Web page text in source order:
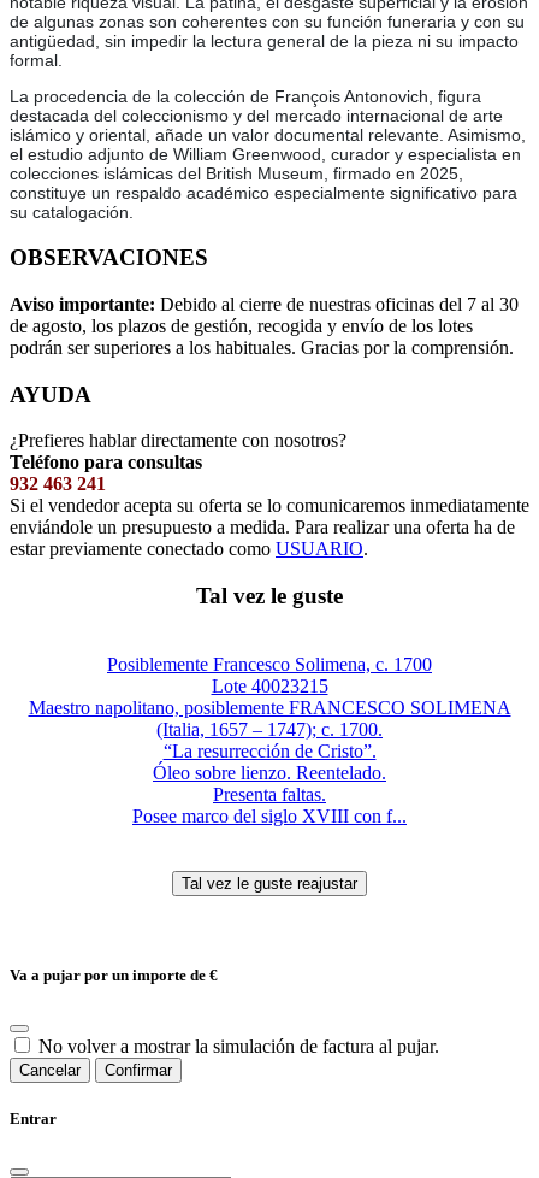
de algunas zonas son coherentes con su función funeraria y con su
antigüedad, sin impedir la lectura general de la pieza ni su impacto
formal.
La procedencia de la colección de François Antonovich, figura
destacada del coleccionismo y del mercado internacional de arte
islámico y oriental, añade un valor documental relevante. Asimismo,
el estudio adjunto de William Greenwood, curador y especialista en
colecciones islámicas del British Museum, firmado en 2025,
constituye un respaldo académico especialmente significativo para
su catalogación.
OBSERVACIONES
Aviso importante: Debido al cierre de nuestras oficinas del 7 al 30
de agosto, los plazos de gestión, recogida y envío de los lotes
podrán ser superiores a los habituales. Gracias por la comprensión.
AYUDA
¿Prefieres hablar directamente con nosotros?
Teléfono para consultas
932 463 241
Si el vendedor acepta su oferta se lo comunicaremos inmediatamente
enviándole un presupuesto a medida. Para realizar una oferta ha de
estar previamente conectado como USUARIO.
Tal vez le guste
Posiblemente Francesco Solimena, c. 1700
Lote 40023215
Maestro napolitano, posiblemente FRANCESCO SOLIMENA
(Italia, 1657 – 1747); c. 1700.
“La resurrección de Cristo”.
Óleo sobre lienzo. Reentelado.
Presenta faltas.
Posee marco del siglo XVIII con f...
Va a pujar por un importe de €
No volver a mostrar la simulación de factura al pujar.
Cancelar Confirmar
Entrar